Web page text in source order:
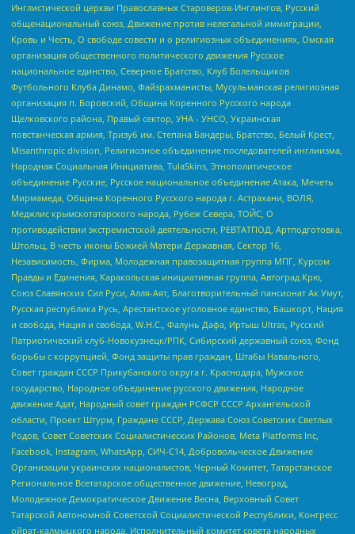
Инглистической церкви Православных Староверов-Инглингов, Русский
общенациональный союз, Движение против нелегальной иммиграции,
Кровь и Честь, О свободе совести и о религиозных объединениях, Омская
организация общественного политического движения Русское
национальное единство, Северное Братство, Клуб Болельщиков
Футбольного Клуба Динамо, Файзрахманисты, Мусульманская религиозная
организация п. Боровский, Община Коренного Русского народа
Щелковского района, Правый сектор, УНА - УНСО, Украинская
повстанческая армия, Тризуб им. Степана Бандеры, Братство, Белый Крест,
Misanthropic division, Религиозное объединение последователей инглиизма,
Народная Социальная Инициатива, TulaSkins, Этнополитическое
объединение Русские, Русское национальное объединение Атака, Мечеть
Мирмамеда, Община Коренного Русского народа г. Астрахани, ВОЛЯ,
Меджлис крымскотатарского народа, Рубеж Севера, ТОЙС, О
противодействии экстремистской деятельности, РЕВТАТПОД, Артподготовка,
Штольц, В честь иконы Божией Матери Державная, Сектор 16,
Независимость, Фирма, Молодежная правозащитная группа МПГ, Курсом
Правды и Единения, Каракольская инициативная группа, Автоград Крю,
Союз Славянских Сил Руси, Алля-Аят, Благотворительный пансионат Ак Умут,
Русская республика Русь, Арестантское уголовное единство, Башкорт, Нация
и свобода, Нация и свобода, W.H.С., Фалунь Дафа, Иртыш Ultras, Русский
Патриотический клуб-Новокузнецк/РПК, Сибирский державный союз, Фонд
борьбы с коррупцией, Фонд защиты прав граждан, Штабы Навального,
Совет граждан СССР Прикубанского округа г. Краснодара, Мужское
государство, Народное объединение русского движения, Народное
движение Адат, Народный совет граждан РСФСР СССР Архангельской
области, Проект Штурм, Граждане СССР, Держава Союз Советских Светлых
Родов, Совет Советских Социалистических Районов, Meta Platforms Inc,
Facebook, Instagram, WhatsApp, СИЧ-С14, Добровольческое Движение
Организации украинских националистов, Черный Комитет, Татарстанское
Региональное Всетатарское общественное движение, Невоград,
Молодежное Демократическое Движение Весна, Верховный Совет
Татарской Автономной Советской Социалистической Республики, Конгресс
ойрат-калмыцкого народа, Исполнительный комитет совета народных